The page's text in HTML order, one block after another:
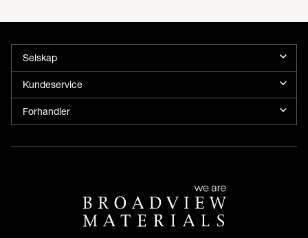
Selskap
Kundeservice
Forhandler